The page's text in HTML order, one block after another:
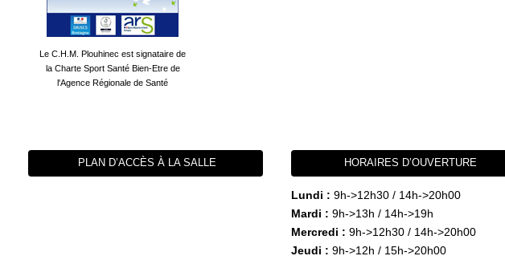
Le C.H.M. Plouhinec est signataire de
la Charte Sport Santé Bien-Etre de
l'Agence Régionale de Santé
PLAN D’ACCÈS À LA SALLE HORAIRES D’OUVERTURE
Lundi : 9h->12h30 / 14h->20h00
Mardi : 9h->13h / 14h->19h
Mercredi : 9h->12h30 / 14h->20h00
Jeudi : 9h->12h / 15h->20h00